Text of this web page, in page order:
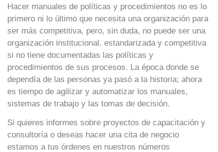
Hacer manuales de políticas y procedimientos no es lo
primero ni lo último que necesita una organización para
ser más competitiva, pero, sin duda, no puede ser una
organización institucional, estandarizada y competitiva
si no tiene documentadas las políticas y
procedimientos de sus procesos. La época donde se
dependía de las personas ya pasó a la historia; ahora
es tiempo de agilizar y automatizar los manuales,
sistemas de trabajo y las tomas de decisión.
Si quieres informes sobre proyectos de capacitación y
consultoría o deseas hacer una cita de negocio
estamos a tus órdenes en nuestros números